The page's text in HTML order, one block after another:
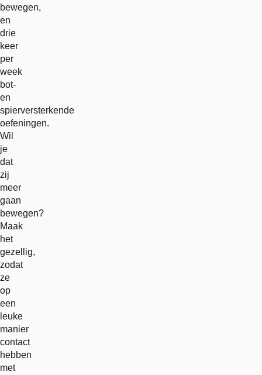
bewegen,
en
drie
keer
per
week
bot-
en
spierversterkende
oefeningen.
Wil
je
dat
zij
meer
gaan
bewegen?
Maak
het
gezellig,
zodat
ze
op
een
leuke
manier
contact
hebben
met